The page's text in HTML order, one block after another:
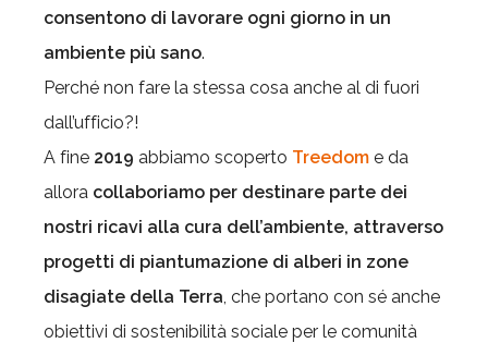
consentono di lavorare ogni giorno in un
ambiente più sano.
Perché non fare la stessa cosa anche al di fuori
dall’ufficio?!
A fine 2019 abbiamo scoperto Treedom e da
allora collaboriamo per destinare parte dei
nostri ricavi alla cura dell’ambiente, attraverso
progetti di piantumazione di alberi in zone
disagiate della Terra, che portano con sé anche
obiettivi di sostenibilità sociale per le comunità